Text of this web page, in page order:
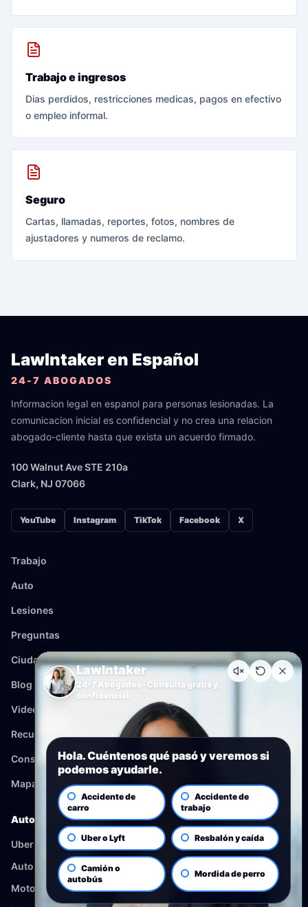
Trabajo e ingresos
Dias perdidos, restricciones medicas, pagos en efectivo
o empleo informal.
Seguro
Cartas, llamadas, reportes, fotos, nombres de
ajustadores y numeros de reclamo.
LawIntaker en Español
24-7 ABOGADOS
Informacion legal en espanol para personas lesionadas. La
comunicacion inicial es confidencial y no crea una relacion
abogado-cliente hasta que exista un acuerdo firmado.
100 Walnut Ave STE 210a
Clark, NJ 07066
YouTube Instagram TikTok Facebook X
Trabajo
Auto
Lesiones
Preguntas
Ciudades
Blog
Videos
Recursos
Consulta
Mapa del sitio
Auto
Uber y Lyft
Autobus
Motocicleta
LawIntaker
24-7 Abogados · Consulta gratis y
confidencial.
Hola. Cuéntenos qué pasó y veremos si
podemos ayudarle.
Accidente de
carro
Accidente de
trabajo
Uber o Lyft Resbalón y caída
Camión o
autobús
Mordida de perro